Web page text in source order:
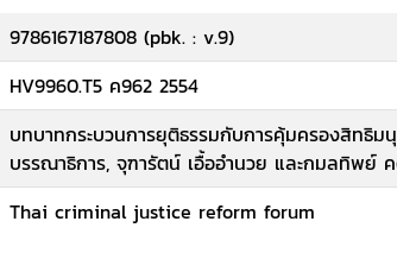
9786167187808 (pbk. : v.9)
HV9960.T5 ค962 2554
บทบาทกระบวนการยุติธรรมกับการคุ้มครองสิทธิ
บรรณาธิการ, จุฑารัตน์ เอื้ออำนวย และกมลทิพย์
Thai criminal justice reform forum